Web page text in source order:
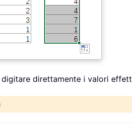
direttamente i valori